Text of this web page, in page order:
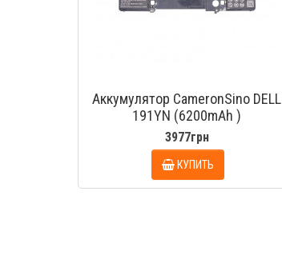
Аккумулятор CameronSino DELL
191YN (6200mAh )
3977грн
КУПИТЬ